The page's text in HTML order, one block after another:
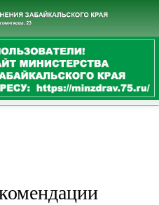
к
основному
содержанию